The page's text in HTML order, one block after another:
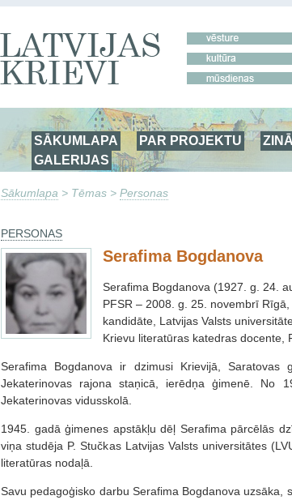
SĀKUMLAPA PAR PROJEKTU
GALERIJAS
Sākumlapa > Tēmas > Personas
PERSONAS
Serafima Bogdanova
Serafima Bogdanova (1927. g. 24.
PFSR – 2008. g. 25. novembrī
kandidāte, Latvijas Valsts
Krievu literatūras katedras docente,
Serafima Bogdanova ir dzimusi Krievijā, Saratovas
Jekaterinovas rajona staņicā, ierēdņa ģimenē. No
Jekaterinovas vidusskolā.
1945. gadā ģimenes apstākļu dēļ Serafima pārcēlās
viņa studēja P. Stučkas Latvijas Valsts universitātes
literatūras nodaļā.
Savu pedagoģisko darbu Serafima Bogdanova uzsāka,